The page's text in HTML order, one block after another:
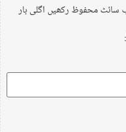
سائٹ محفوظ رکھیں اگلی بار